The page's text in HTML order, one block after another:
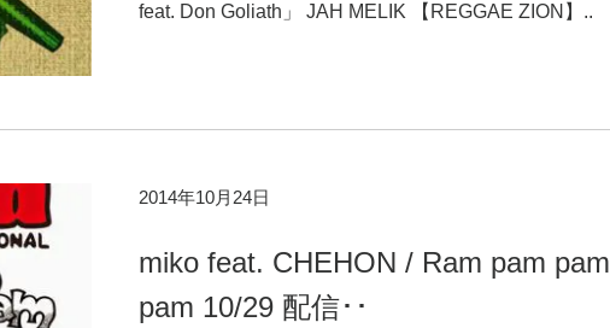
feat. Don Goliath」 JAH MELIK 【REGGAE ZION】..
2014年10月24日
miko feat. CHEHON / Ram pam pam
pam 10/29 配信･･